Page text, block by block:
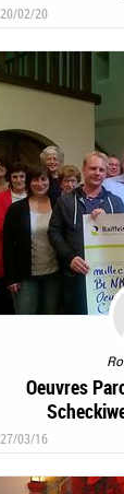
20/02/20
Oeuvres
27/03/16